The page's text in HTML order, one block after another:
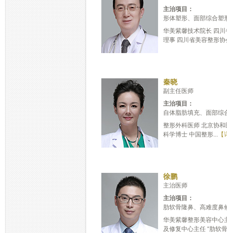
主治项目：
形体塑形、面部综合塑
华美紫馨技术院长 四
理事 四川省美容整形协
秦晓
副主任医师
主治项目：
自体脂肪填充、面部综
整形外科医师 北京协
科学博士 中国整形...
徐鹏
主治医师
主治项目：
肋软骨隆鼻、高难度鼻
华美紫馨整形美容中心
及修复中心主任 “肋软